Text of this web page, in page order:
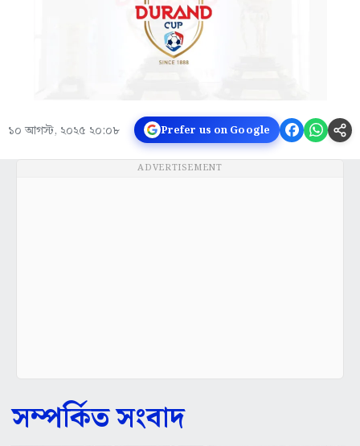
১০ আগস্ট, ২০২৫ ২০:০৮ Prefer us on Google
ADVERTISEMENT
সম্পর্কিত সংবাদ